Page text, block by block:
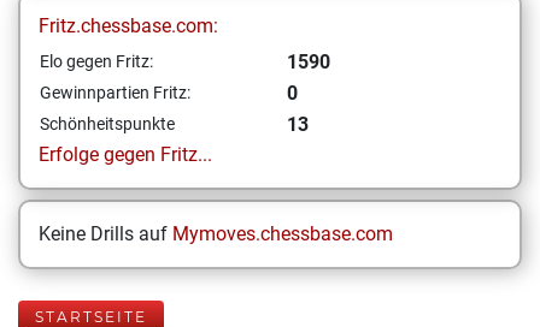
Fritz.chessbase.com:
Elo gegen Fritz: 1590
Gewinnpartien Fritz: 0
Schönheitspunkte
13
Erfolge gegen Fritz...
Keine Drills auf Mymoves.chessbase.com
STARTSEITE